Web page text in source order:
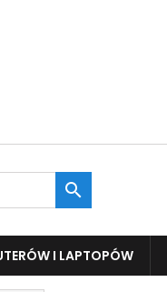

I LAPTOPÓW